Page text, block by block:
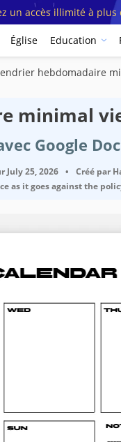
un accès illimité à plus
Église Education
hebdomadaire
minimal
Google
July 25, 2026 • Créé par
as it goes against the